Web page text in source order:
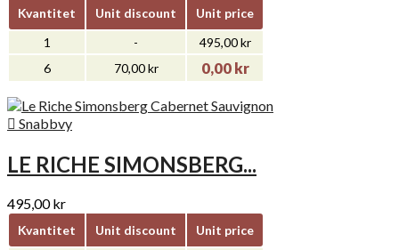
Kvantitet Unit discount
Unit price
1
-
495,00 kr
6
70,00 kr 0,00 kr
 Snabbvy
LE RICHE SIMONSBERG...
495,00 kr
Kvantitet Unit discount
Unit price